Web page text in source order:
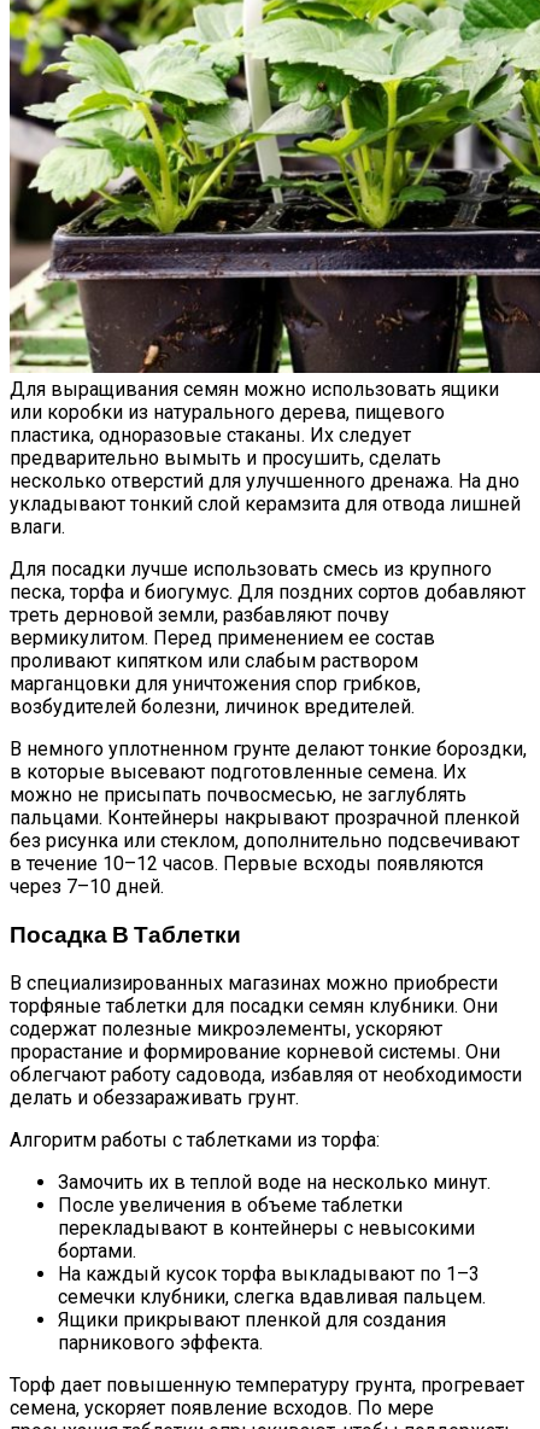
Для выращивания семян можно использовать ящики
или коробки из натурального дерева, пищевого
пластика, одноразовые стаканы. Их следует
предварительно вымыть и просушить, сделать
несколько отверстий для улучшенного дренажа. На дно
укладывают тонкий слой керамзита для отвода лишней
влаги.
Для посадки лучше использовать смесь из крупного
песка, торфа и биогумус. Для поздних сортов добавляют
треть дерновой земли, разбавляют почву
вермикулитом. Перед применением ее состав
проливают кипятком или слабым раствором
марганцовки для уничтожения спор грибков,
возбудителей болезни, личинок вредителей.
В немного уплотненном грунте делают тонкие бороздки,
в которые высевают подготовленные семена. Их
можно не присыпать почвосмесью, не заглублять
пальцами. Контейнеры накрывают прозрачной пленкой
без рисунка или стеклом, дополнительно подсвечивают
в течение 10–12 часов. Первые всходы появляются
через 7–10 дней.
Посадка В Таблетки
В специализированных магазинах можно приобрести
торфяные таблетки для посадки семян клубники. Они
содержат полезные микроэлементы, ускоряют
прорастание и формирование корневой системы. Они
облегчают работу садовода, избавляя от необходимости
делать и обеззараживать грунт.
Алгоритм работы с таблетками из торфа:
Замочить их в теплой воде на несколько минут.
После увеличения в объеме таблетки
перекладывают в контейнеры с невысокими
бортами.
На каждый кусок торфа выкладывают по 1–3
семечки клубники, слегка вдавливая пальцем.
Ящики прикрывают пленкой для создания
парникового эффекта.
Торф дает повышенную температуру грунта, прогревает
семена, ускоряет появление всходов. По мере